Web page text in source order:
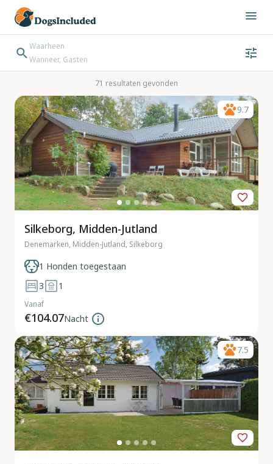
Waarheen
Wanneer, Gasten
Bestemming zoeken
Inchecken → Uitchecken71 resultaten gevonden
9.7
Silkeborg, Midden-Jutland
Denemarken, Midden-Jutland, Silkeborg
1 Honden toegestaan
3
1
Vanaf
€104.07Nacht
7.5